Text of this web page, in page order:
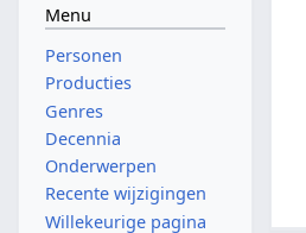
Menu
Personen
Producties
Genres
Decennia
Onderwerpen
Recente wijzigingen
Willekeurige pagina